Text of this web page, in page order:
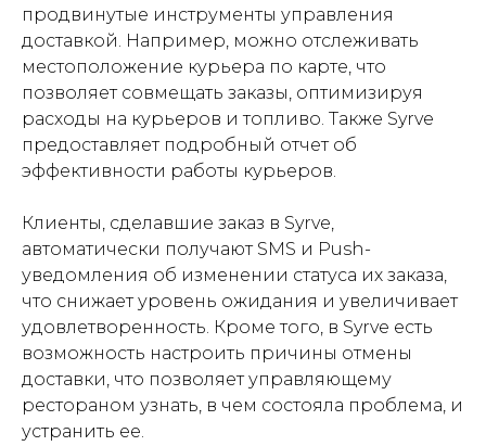
продвинутые инструменты управления
доставкой. Например, можно отслеживать
местоположение курьера по карте, что
позволяет совмещать заказы, оптимизируя
расходы на курьеров и топливо. Также Syrve
предоставляет подробный отчет об
эффективности работы курьеров.
Клиенты, сделавшие заказ в Syrve,
автоматически получают SMS и Push-
уведомления об изменении статуса их заказа,
что снижает уровень ожидания и увеличивает
удовлетворенность. Кроме того, в Syrve есть
возможность настроить причины отмены
доставки, что позволяет управляющему
рестораном узнать, в чем состояла проблема, и
устранить ее.